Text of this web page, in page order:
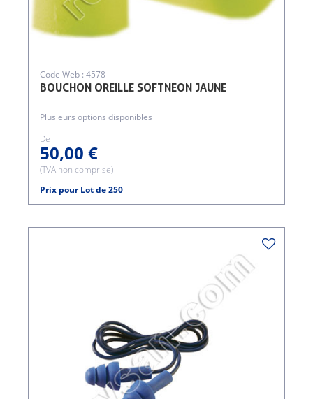
BOUCHON OREILLE SOFTNEON JAUNE
Code Web : 4578
Plusieurs options disponibles
De
50,00 €
(TVA non comprise)
Prix pour Lot de 250